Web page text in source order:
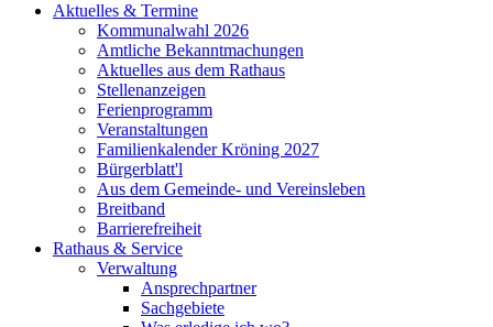
Aktuelles & Termine
Kommunalwahl 2026
Amtliche Bekanntmachungen
Aktuelles aus dem Rathaus
Stellenanzeigen
Ferienprogramm
Veranstaltungen
Familienkalender Kröning 2027
Bürgerblatt'l
Aus dem Gemeinde- und Vereinsleben
Breitband
Barrierefreiheit
Rathaus & Service
Verwaltung
Ansprechpartner
Sachgebiete